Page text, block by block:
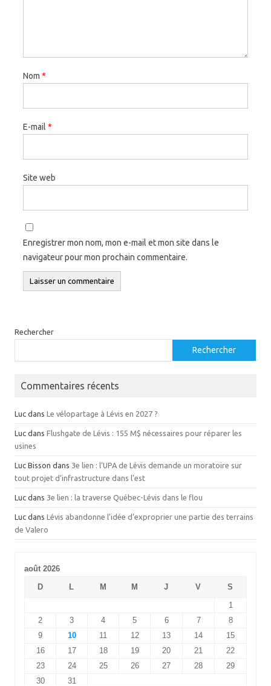
Nom *
E-mail *
Site web
Enregistrer mon nom, mon e-mail et mon site dans le
navigateur pour mon prochain commentaire.
Rechercher
Rechercher
Commentaires récents
Luc dans Le vélopartage à Lévis en 2027 ?
Luc dans Flushgate de Lévis : 155 M$ nécessaires pour réparer les
usines
Luc Bisson dans 3e lien : l’UPA de Lévis demande un moratoire sur
tout projet d’infrastructure dans l’est
Luc dans 3e lien : la traverse Québec-Lévis dans le flou
Luc dans Lévis abandonne l’idée d’exproprier une partie des terrains
de Valero
août 2026
D
L M M J V
S
1
2
3 4 5 6 7
8
9
10 11 12 13 14
15
16
17 18 19 20 21
22
23
24 25 26 27 28
29
30
31